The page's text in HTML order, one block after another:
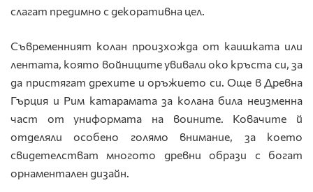
слагат предимно с декоративна цел.
Съвременният колан произхожда от каишката или
лентата, която войниците увивали око кръста си, за
да пристягат дрехите и оръжието си. Още в Древна
Гърция и Рим катарамата за колана била неизменна
част от униформата на воините. Ковачите й
отделяли особено голямо внимание, за което
свидетелстват многото древни образи с богат
орнаментален дизайн.